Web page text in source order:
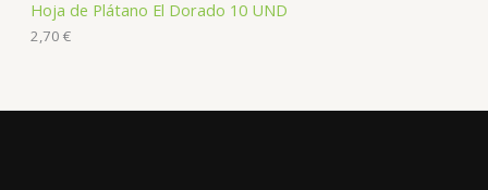
Hoja de Plátano El Dorado 10 UND
2,70 €